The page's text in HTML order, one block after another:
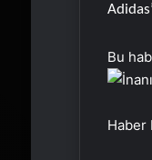
Bu
Haber